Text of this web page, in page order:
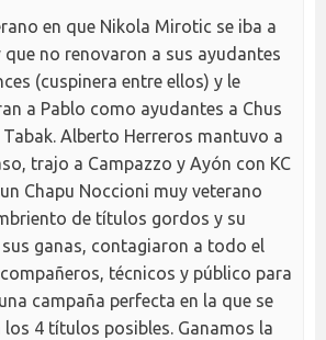
en que Nikola Mirotic se iba a
que no renovaron a sus ayudantes
(cuspinera entre ellos) y le
a Pablo como ayudantes a Chus
Alberto Herreros mantuvo a
trajo a Campazzo y Ayón con KC
Chapu Noccioni muy veterano
de títulos gordos y su
ganas, contagiaron a todo el
técnicos y público para
campaña perfecta en la que se
los 4 títulos posibles. Ganamos la